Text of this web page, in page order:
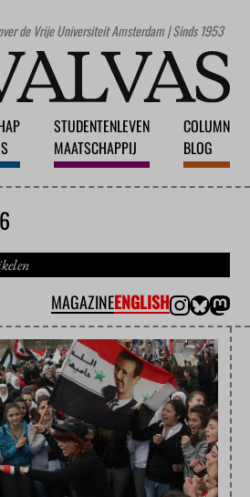
de Vrije Universiteit Amsterdam | Sinds 1953
STUDENTENLEVEN
MAATSCHAPPIJ
COLUMN
BLOG
MAGAZINEENGLISH